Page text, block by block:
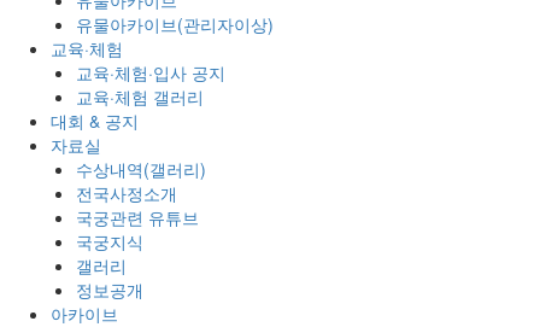
유물아카이브(관리자이상)
교육·체험
교육·체험·입사 공지
교육·체험 갤러리
대회 & 공지
자료실
수상내역(갤러리)
전국사정소개
국궁관련 유튜브
국궁지식
갤러리
정보공개
아카이브